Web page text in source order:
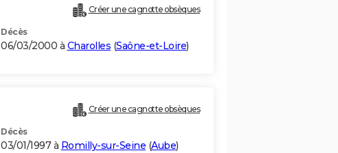
Créer une cagnotte obsèques
Décès
06/03/2000 à Charolles (Saône-et-Loire)
Créer une cagnotte obsèques
Décès
03/01/1997 à Romilly-sur-Seine (Aube)